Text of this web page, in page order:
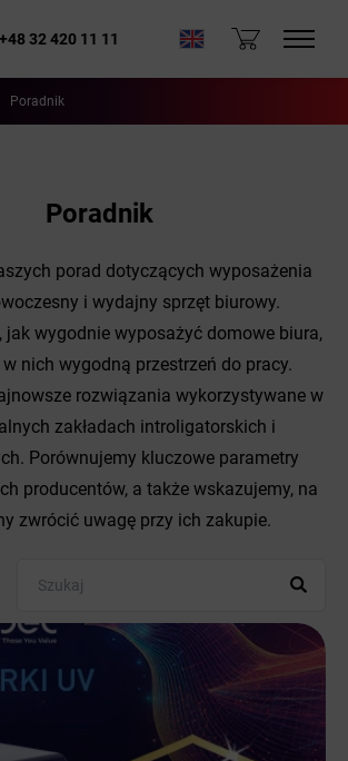
+48 32 420 11 11
Poradnik
Poradnik
porad dotyczących wyposażenia
i wydajny sprzęt biurowy.
jak wygodnie wyposażyć domowe biura,
nich wygodną przestrzeń do pracy.
rozwiązania wykorzystywane w
zakładach introligatorskich i
Porównujemy kluczowe parametry
producentów, a także wskazujemy, na
zwrócić uwagę przy ich zakupie.